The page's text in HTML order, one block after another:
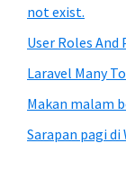
not exist.
User Roles
Laravel Many
Makan malam
Sarapan pagi di